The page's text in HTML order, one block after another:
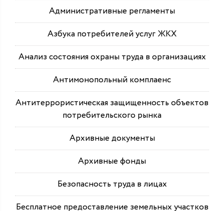
Административные регламенты
Азбука потребителей услуг ЖКХ
Анализ состояния охраны труда в организациях
Антимонопольный комплаенс
Антитеррористическая защищенность объектов
потребительского рынка
Архивные документы
Архивные фонды
Безопасность труда в лицах
Бесплатное предоставление земельных участков